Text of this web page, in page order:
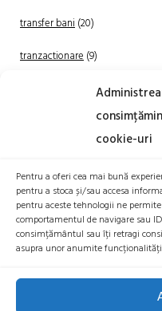
cookie-uri
Pentru a oferi cea mai bună
pentru a stoca și/sau accesa
pentru aceste tehnologii ne
comportamentul de navigare sau
consimțământul sau îți retragi
asupra unor anumite
transfer bani(20)
tranzactionare(9)
(20)